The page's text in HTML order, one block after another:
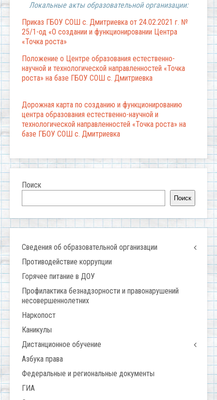
Локальные акты образовательной организации:
Приказ ГБОУ СОШ с. Дмитриевка от 24.02.2021 г. №
25/1-од «О создании и функционировании Центра
«Точка роста»
Положение о Центре образования естественно-
научной и технологической направленностей «Точка
роста» на базе ГБОУ СОШ с. Дмитриевка
Дорожная карта по созданию и функционированию
центра образования естественно-научной и
технологической направленностей «Точка роста» на
базе ГБОУ СОШ с. Дмитриевка
Поиск
Поиск
Сведения об образовательной организации
Противодействие коррупции
Горячее питание в ДОУ
Профилактика безнадзорности и правонарушений
несовершеннолетних
Наркопост
Каникулы
Дистанционное обучение
Азбука права
Федеральные и региональные документы
ГИА